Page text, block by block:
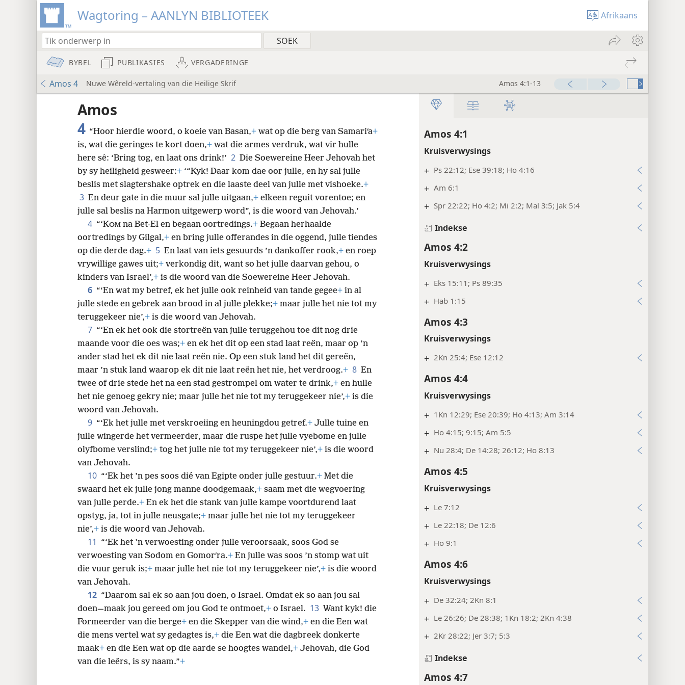
Wagtoring – AANLYN BIBLIOTEEK Afrikaans
BYBEL PUBLIKASIES VERGADERINGE
Amos 4 Nuwe Wêreld-vertaling van die Heilige Skrif Amos 4:1-13
Amos 4:1
Kruisverwysings
+ Ps 22:12; Ese 39:18; Ho 4:16
+ Am 6:1
+ Spr 22:22; Ho 4:2; Mi 2:2; Mal 3:5; Jak 5:4
Indekse
Amos 4:2
Kruisverwysings
+ Eks 15:11; Ps 89:35
+ Hab 1:15
Amos 4:3
Kruisverwysings
+ 2Kn 25:4; Ese 12:12
Amos 4:4
Kruisverwysings
+ 1Kn 12:29; Ese 20:39; Ho 4:13; Am 3:14
+ Ho 4:15; 9:15; Am 5:5
+ Nu 28:4; De 14:28; 26:12; Ho 8:13
Amos 4:5
Kruisverwysings
+ Le 7:12
+ Le 22:18; De 12:6
+ Ho 9:1
Amos 4:6
Kruisverwysings
+ De 32:24; 2Kn 8:1
+ Le 26:26; De 28:38; 1Kn 18:2; 2Kn 4:38
+ 2Kr 28:22; Jer 3:7; 5:3
Indekse
Amos 4:7
Amos
4 “Hoor hierdie woord, o koeie van Basan,+ wat op die berg van Samariʹa+
is, wat die geringes te kort doen,+ wat die armes verdruk, wat vir hulle
here sê: ‘Bring tog, en laat ons drink!’ 2 Die Soewereine Heer Jehovah het
by sy heiligheid gesweer:+ ‘“Kyk! Daar kom dae oor julle, en hy sal julle
beslis met slagtershake optrek en die laaste deel van julle met vishoeke.+
3 En deur gate in die muur sal julle uitgaan,+ elkeen reguit vorentoe; en
julle sal beslis na Harmon uitgewerp word”, is die woord van Jehovah.’
4 “‘KOM na Bet-El en begaan oortredings.+ Begaan herhaalde
oortredings by Gilgal,+ en bring julle offerandes in die oggend, julle tiendes
op die derde dag.+ 5 En laat van iets gesuurds ’n dankoffer rook,+ en roep
vrywillige gawes uit;+ verkondig dit, want so het julle daarvan gehou, o
kinders van Israel’,+ is die woord van die Soewereine Heer Jehovah.
6 “‘En wat my betref, ek het julle ook reinheid van tande gegee+ in al
julle stede en gebrek aan brood in al julle plekke;+ maar julle het nie tot my
teruggekeer nie’,+ is die woord van Jehovah.
7 “‘En ek het ook die stortreën van julle teruggehou toe dit nog drie
maande voor die oes was;+ en ek het dit op een stad laat reën, maar op ’n
ander stad het ek dit nie laat reën nie. Op een stuk land het dit gereën,
maar ’n stuk land waarop ek dit nie laat reën het nie, het verdroog.+ 8 En
twee of drie stede het na een stad gestrompel om water te drink,+ en hulle
het nie genoeg gekry nie; maar julle het nie tot my teruggekeer nie’,+ is die
woord van Jehovah.
9 “‘Ek het julle met verskroeiing en heuningdou getref.+ Julle tuine en
julle wingerde het vermeerder, maar die ruspe het julle vyebome en julle
olyfbome verslind;+ tog het julle nie tot my teruggekeer nie’,+ is die woord
van Jehovah.
10 “‘Ek het ’n pes soos dié van Egipte onder julle gestuur.+ Met die
swaard het ek julle jong manne doodgemaak,+ saam met die wegvoering
van julle perde.+ En ek het die stank van julle kampe voortdurend laat
opstyg, ja, tot in julle neusgate;+ maar julle het nie tot my teruggekeer
nie’,+ is die woord van Jehovah.
11
“‘Ek het ’n verwoesting onder julle veroorsaak, soos God se
verwoesting van Sodom en Gomorʹra.+ En julle was soos ’n stomp wat uit
die vuur geruk is;+ maar julle het nie tot my teruggekeer nie’,+ is die woord
van Jehovah.
12 “Daarom sal ek so aan jou doen, o Israel. Omdat ek so aan jou sal
doen—maak jou gereed om jou God te ontmoet,+ o Israel. 13 Want kyk! die
Formeerder van die berge+ en die Skepper van die wind,+ en die Een wat
die mens vertel wat sy gedagtes is,+ die Een wat die dagbreek donkerte
maak+ en die Een wat op die aarde se hoogtes wandel,+ Jehovah, die God
van die leërs, is sy naam.”+